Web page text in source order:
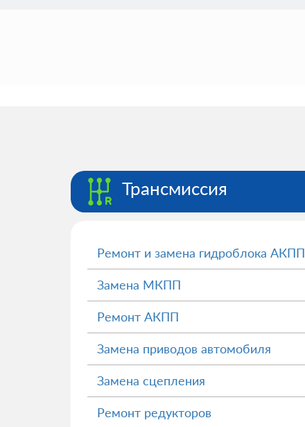
Трансмиссия
Ремонт и замена гидроблока АКПП
Замена МКПП
Ремонт АКПП
Замена приводов автомобиля
Замена сцепления
Ремонт редукторов